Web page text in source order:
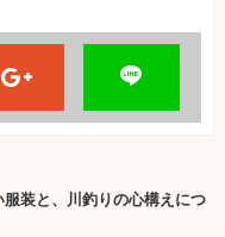
装と、川釣りの心構えにつ